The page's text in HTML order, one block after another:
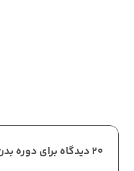
20 دیدگاه برای دوره